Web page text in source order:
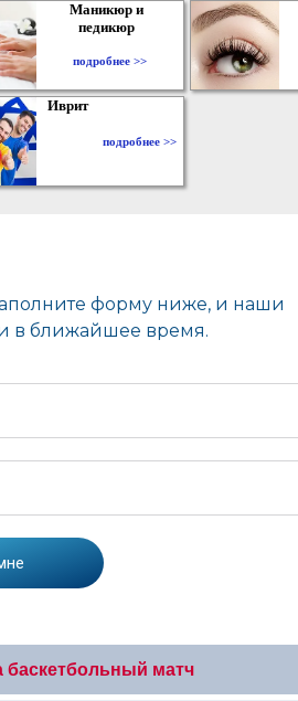
Маникюр и
педикюр
подробнее >>
Иврит
подробнее >>
матч